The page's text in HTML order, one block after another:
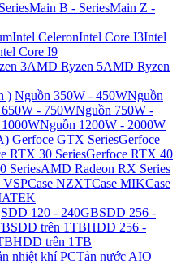
Main B - SeriesMain Z -
Intel CeleronIntel Core I3Intel
Core I9
3AMD Ryzen 5AMD Ryzen
) Nguồn 350W - 450WNguồn
- 750WNguồn 750W -
Nguồn 1200W - 2000W
Gerfoce GTX SeriesGerfoce
RTX 30 SeriesGerfoce RTX 40
SeriesAMD Radeon RX Series
VSPCase NZXTCase MIKCase
SDD 120 - 240GBSDD 256 -
SDD trên 1TBHDD 256 -
HDD trên 1TB
nhiệt khí PCTản nước AIO